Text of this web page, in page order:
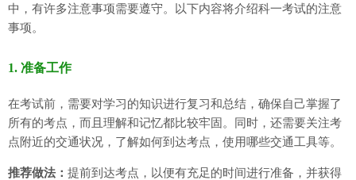
中，有许多注意事项需要遵守。以下内容将介绍科一考试的注意
事项。
1. 准备工作
在考试前，需要对学习的知识进行复习和总结，确保自己掌握了
所有的考点，而且理解和记忆都比较牢固。同时，还需要关注考
点附近的交通状况，了解如何到达考点，使用哪些交通工具等。
推荐做法： 提前到达考点，以便有充足的时间进行准备，并获得